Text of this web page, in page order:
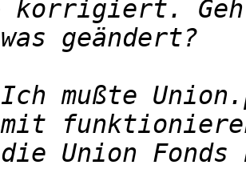
korrigiert.
Ich mußte
die Union